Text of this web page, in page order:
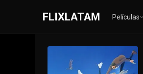
FLIXLATAM Películas